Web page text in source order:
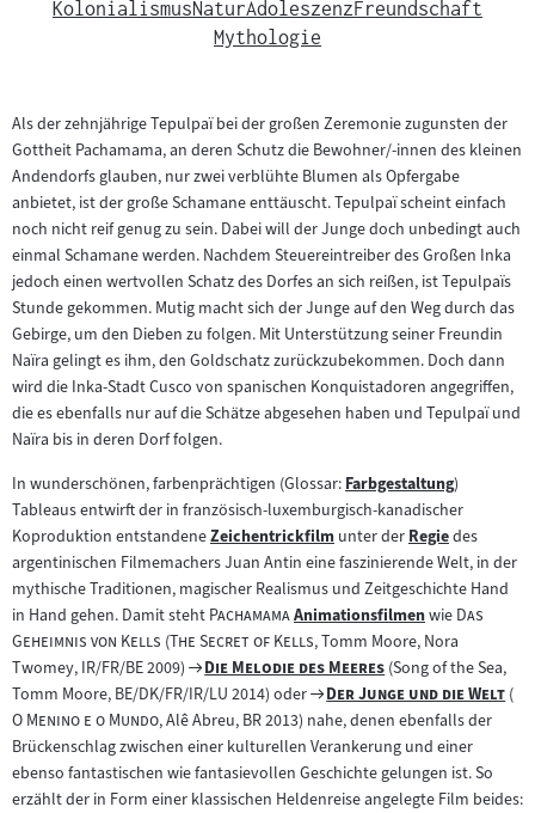
KolonialismusNaturAdoleszenzFreundschaft
Mythologie
Als der zehnjährige Tepulpaï bei der großen Zeremonie zugunsten der
Gottheit Pachamama, an deren Schutz die Bewohner/-innen des kleinen
Andendorfs glauben, nur zwei verblühte Blumen als Opfergabe
anbietet, ist der große Schamane enttäuscht. Tepulpaï scheint einfach
noch nicht reif genug zu sein. Dabei will der Junge doch unbedingt auch
einmal Schamane werden. Nachdem Steuereintreiber des Großen Inka
jedoch einen wertvollen Schatz des Dorfes an sich reißen, ist Tepulpaïs
Stunde gekommen. Mutig macht sich der Junge auf den Weg durch das
Gebirge, um den Dieben zu folgen. Mit Unterstützung seiner Freundin
Naïra gelingt es ihm, den Goldschatz zurückzubekommen. Doch dann
wird die Inka-Stadt Cusco von spanischen Konquistadoren angegriffen,
die es ebenfalls nur auf die Schätze abgesehen haben und Tepulpaï und
Naïra bis in deren Dorf folgen.
In wunderschönen, farbenprächtigen (Glossar:Zum
Inhalt:
Farbgestaltung)
Tableaus entwirft der in französisch-luxemburgisch-kanadischer
Koproduktion entstandeneZum
Inhalt:
Zeichentrickfilm unter derZum
Inhalt:
Regiedes
argentinischen Filmemachers Juan Antin eine faszinierende Welt, in der
mythische Traditionen, magischer Realismus und Zeitgeschichte Hand
in Hand gehen. Damit steht "Pachamama"
Zum
Inhalt:
Animationsfilmenwie "Das
Geheimnis von Kells "("The Secret of Kells", Tomm Moore, Nora
Twomey, IR/FR/BE 2009)
Zum
Filmarchiv:
"
Die Melodie des Meeres"(Song of the Sea,
Tomm Moore, BE/DK/FR/IR/LU 2014) oder
Zum
Filmarchiv:
"
Der Junge und die Welt"("
O Menino e o Mundo", Alê Abreu, BR 2013) nahe, denen ebenfalls der
Brückenschlag zwischen einer kulturellen Verankerung und einer
ebenso fantastischen wie fantasievollen Geschichte gelungen ist. So
erzählt der in Form einer klassischen Heldenreise angelegte Film beides: